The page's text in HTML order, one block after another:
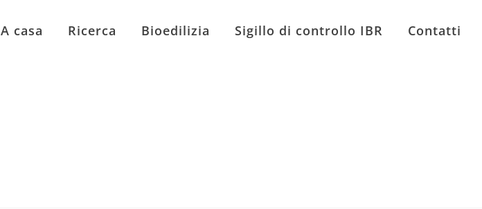
A casa Ricerca Bioedilizia Sigillo di controllo IBR Contatti